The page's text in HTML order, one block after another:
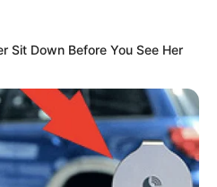
Sit Down Before You See Her